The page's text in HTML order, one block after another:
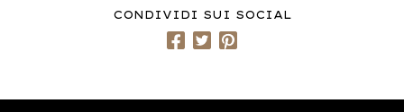
CONDIVIDI SUI SOCIAL